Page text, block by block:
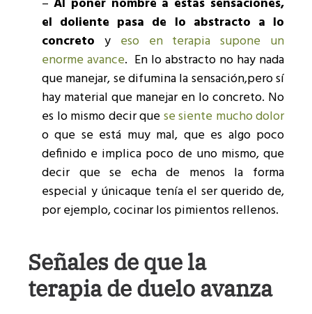
el doliente pasa de lo abstracto a lo
concreto y eso en terapia supone un
enorme avance. En lo abstracto no hay nada
que manejar, se difumina la sensación,pero sí
hay material que manejar en lo concreto. No
es lo mismo decir quese siente mucho dolor
o que se está muy mal, que es algo poco
definido e implica poco de uno mismo, que
decir que se echa de menos la forma
especial y únicaque tenía el ser querido de,
por ejemplo, cocinar los pimientos rellenos.
Señales de que la
terapia de duelo avanza